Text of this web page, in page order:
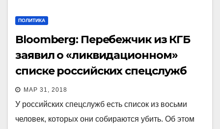
ПОЛИТИКА
Bloomberg: Перебежчик из КГБ
заявил о «ликвидационном»
списке российских спецслужб
МАР 31, 2018
У российских спецслужб есть список из восьми
человек, которых они собираются убить. Об этом